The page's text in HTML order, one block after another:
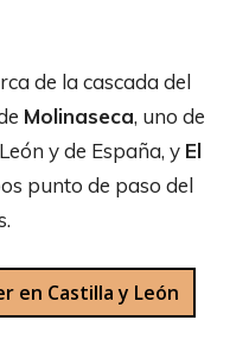
de la cascada del
Molinaseca, uno de
y de España, y El
punto de paso del
en Castilla y León